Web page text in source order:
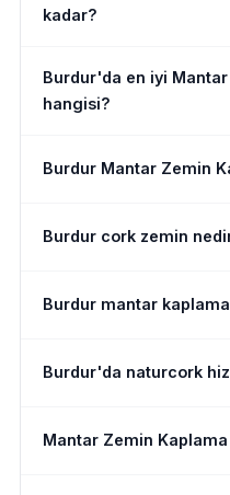
kadar?
Burdur'da en iyi
hangisi?
Burdur Mantar Zemin
Burdur cork zemin
Burdur mantar
Burdur'da naturcork
Mantar Zemin